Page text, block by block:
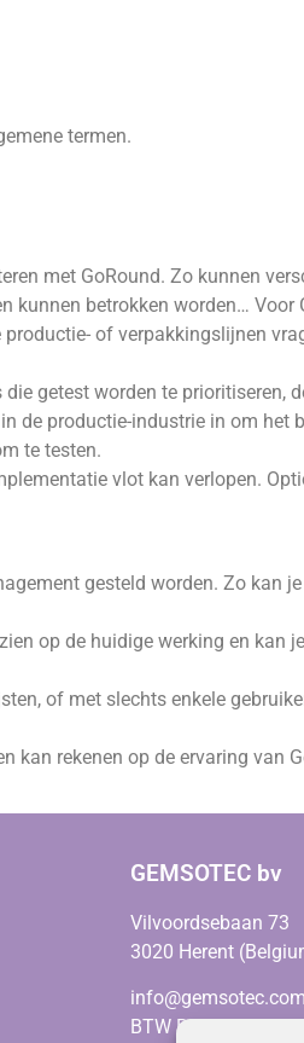
termen.
met GoRound. Zo kunnen
kunnen betrokken worden… Voor
of verpakkingslijnen
getest worden te prioritiseren,
de productie-industrie in om het
te testen.
vlot kan verlopen.
gesteld worden. Zo kan
op de huidige werking en kan
of met slechts enkele
kan rekenen op de ervaring van
GEMSOTEC bv
Vilvoordsebaan 73
3020 Herent
info@gemsotec.com
BTW